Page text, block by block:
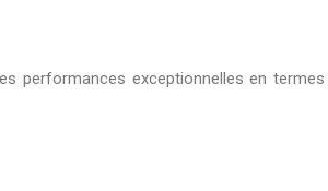
performances exceptionnelles en